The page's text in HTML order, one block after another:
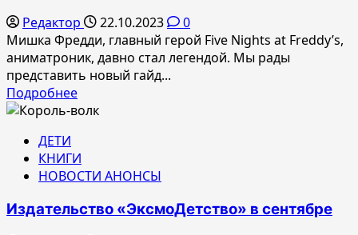
подростков
—
«Великие
люди
великой
страны»
Редактор 22.10.2023
0
Мишка Фредди, главный герой Five Nights at Freddy’s,
аниматроник, давно стал легендой. Мы рады
представить новый гайд...
ПодробнееПрочитать
больше
издательства
«Эксмодетство»
октябре
ДЕТИ
КНИГИ
НОВОСТИ АНОНСЫ
Издательство «ЭксмоДетство» в сентябре